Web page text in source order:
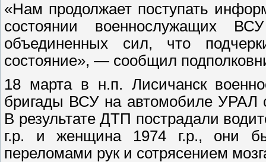
«Нам продолжает поступать
состоянии военнослужащих
объединенных сил, что
состояние», — сообщил
18 марта в н.п. Лисичанск
бригады ВСУ на автомобиле УРАЛ
В результате ДТП пострадали
г.р. и женщина 1974 г.р., они
переломами рук и сотрясением